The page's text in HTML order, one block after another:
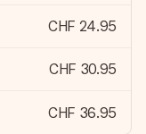
CHF 24.95
CHF 30.95
CHF 36.95